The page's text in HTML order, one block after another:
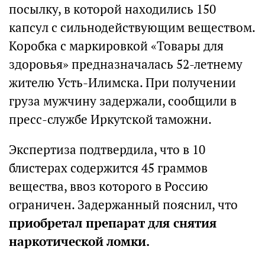
посылку, в которой находились 150
капсул с сильнодействующим веществом.
Коробка с маркировкой «Товары для
здоровья» предназначалась 52-летнему
жителю Усть-Илимска. При получении
груза мужчину задержали, сообщили в
пресс-службе Иркутской таможни.
Экспертиза подтвердила, что в 10
блистерах содержится 45 граммов
вещества, ввоз которого в Россию
ограничен. Задержанный пояснил, что
приобретал препарат для снятия
наркотической ломки.